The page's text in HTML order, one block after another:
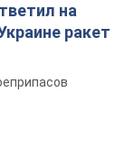
на
ракет